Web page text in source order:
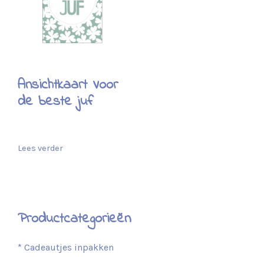
Ansichtkaart Voor
de beste juf
Lees verder
Productcategorieën
* Cadeautjes inpakken